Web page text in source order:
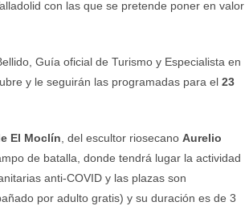
con las que se pretende poner en valor
Guía oficial de Turismo y Especialista en
y le seguirán las programadas para el 23
El Moclín , del escultor riosecano Aurelio
de batalla, donde tendrá lugar la actividad
anti-COVID y las plazas son
por adulto gratis) y su duración es de 3